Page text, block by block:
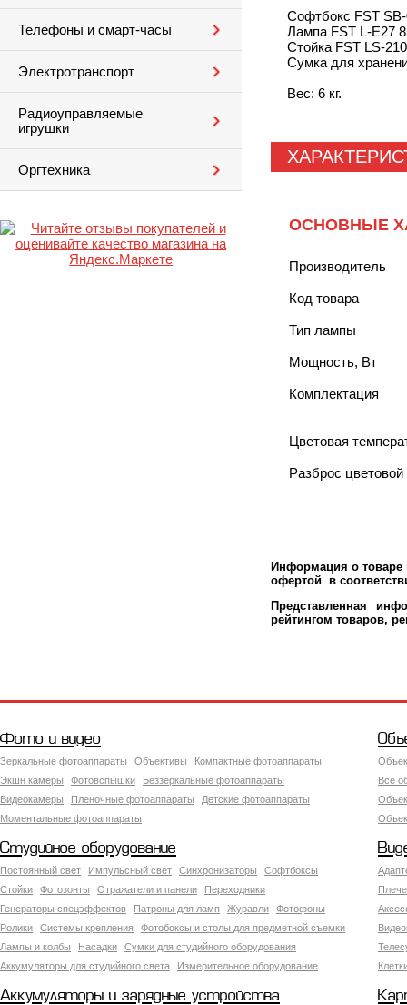
Телефоны и смарт-часы
Электротранспорт
Радиоуправляемые
игрушки
Оргтехника
Софтбокс FST
Лампа FST L-E27
Стойка FST LS-
Сумка для
Вес: 6 кг.
ОСНОВНЫЕ
Производитель
Код товара
Тип лампы
Мощность, Вт
Комплектация
Цветовая
Разброс
Информация о товаре
офертой в
Представленная
рейтингом товаров,
Фото и видео
Зеркальные фотоаппараты Объективы
Компактные фотоаппараты
Экшн камеры
Фотовспышки
Беззеркальные фотоаппараты
Видеокамеры
Пленочные фотоаппараты
Детские фотоаппараты
Моментальные фотоаппараты
Все
Студийное оборудование
Постоянный свет Импульсный свет Синхронизаторы
Софтбоксы
Стойки
Фотозонты Отражатели и панели
Переходники
Генераторы спецэффектов
Патроны для ламп Журавли
Фотофоны
Ролики
Системы крепления
Фотобоксы и столы для предметной съемки
Лампы и колбы
Насадки
Сумки для студийного оборудования
Аккумуляторы для студийного света
Измерительное оборудование
Аккумуляторы и зарядные устройства